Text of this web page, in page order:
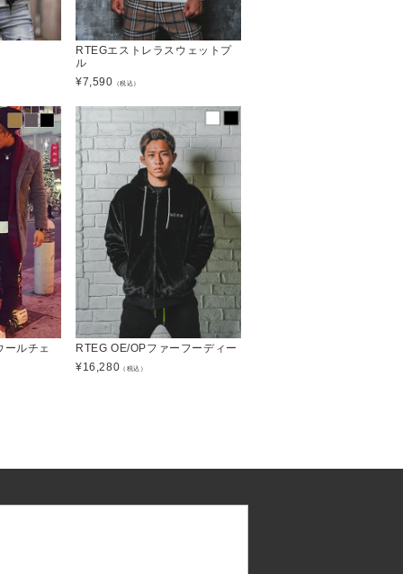
RTEGエストレラスウェットプ
ル
¥7,590 （税込）
ールチェ
RTEG OE/OPファーフーディー
¥16,280 （税込）